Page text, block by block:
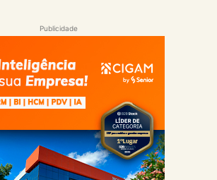
Publicidade